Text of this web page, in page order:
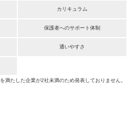
カリキュラム
保護者へのサポート体制
通いやすさ
満たした企業が2社未満のため発表しておりません。